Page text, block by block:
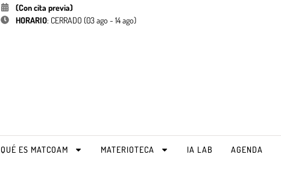
(Con cita previa)
HORARIO: CERRADO (03 ago - 14 ago)
QUÉ ES MATCOAM MATERIOTECA IA LAB AGENDA